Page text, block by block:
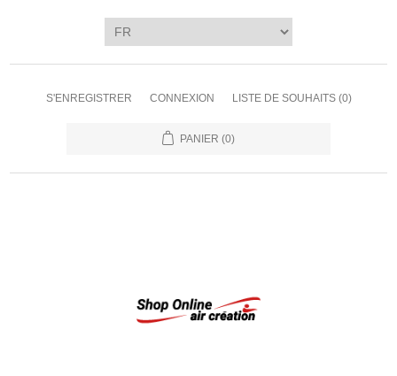
S'ENREGISTRER CONNEXION LISTE DE SOUHAITS (0)
PANIER (0)